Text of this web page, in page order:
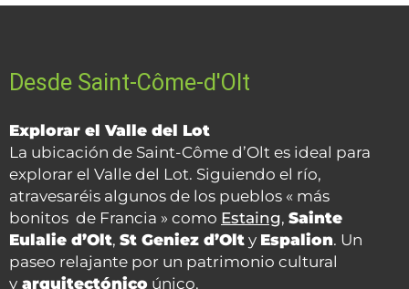
Desde Saint-Côme-d'Olt
Explorar el Valle del Lot
La ubicación de Saint-Côme d’Olt es ideal para
explorar el Valle del Lot. Siguiendo el río,
atravesaréis algunos de los pueblos « más
bonitos de Francia » como Estaing, Sainte
Eulalie d’Olt, St Geniez d’Olt y Espalion. Un
paseo relajante por un patrimonio cultural
y arquitectónico único.